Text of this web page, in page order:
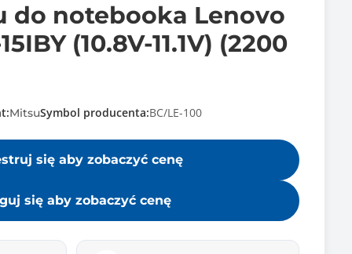
do notebooka Lenovo
(10.8V-11.1V) (2200
MitsuSymbol producenta:BC/LE-100
się aby zobaczyć cenę
się aby zobaczyć cenę